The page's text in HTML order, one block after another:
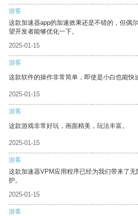
游客
这款加速器app的加速效果还是不错的，但偶
望开发者能够优化一下。
2025-01-15
游客
这款软件的操作非常简单，即使是小白也能快
2025-01-15
游客
这款游戏非常好玩，画面精美，玩法丰富。
2025-01-15
游客
这款加速器VPM应用程序已经为我们带来了
护。
2025-01-15
游客